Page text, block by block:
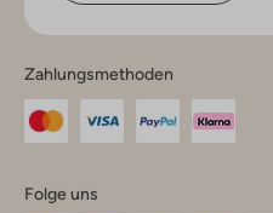
Zahlungsmethoden
Folge uns